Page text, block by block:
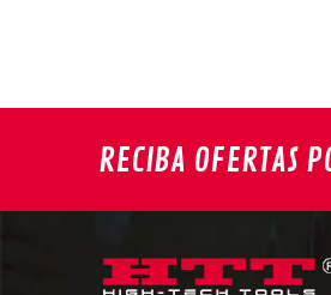
RECIBA OFERTAS